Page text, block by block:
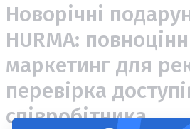
Новорічні
HURMA:
маркетинг для
перевірка
співробітника